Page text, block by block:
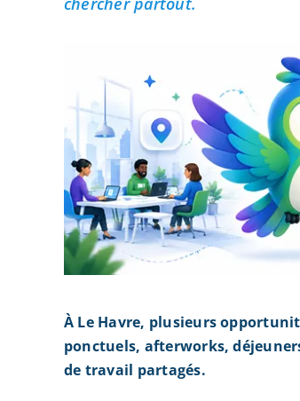
À Le Havre, plusieurs
ponctuels, afterworks,
de travail partagés.